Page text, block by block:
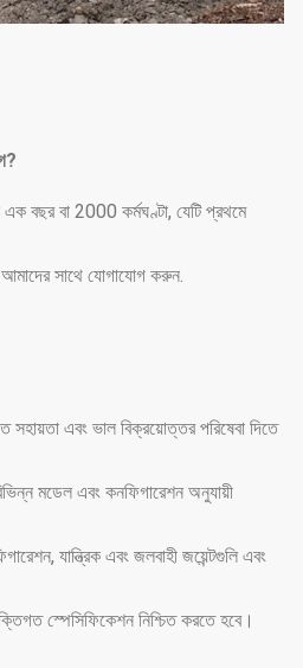
এক বছর বা 2000 কর্মঘণ্টা, যেটি প্রথমে
আমাদের সাথে যোগাযোগ করুন.
এবং ভাল বিক্রয়োত্তর পরিষেবা দিতে
মডেল এবং কনফিগারেশন অনুযায়ী
যান্ত্রিক এবং জলবাহী জয়েন্টগুলি এবং
স্পেসিফিকেশন নিশ্চিত করতে হবে।